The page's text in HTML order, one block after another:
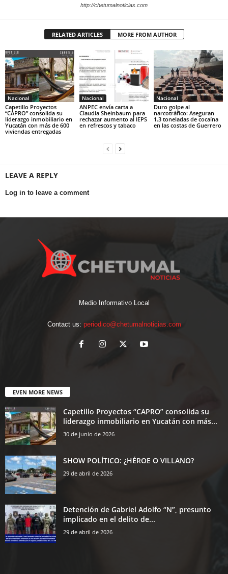
http://chetumalnoticias.com
RELATED ARTICLES MORE FROM AUTHOR
Nacional
Capetillo Proyectos
“CAPRO” consolida su
liderazgo inmobiliario en
Yucatán con más de 600
viviendas entregadas
Nacional
ANPEC envía carta a
Claudia Sheinbaum para
rechazar aumento al IEPS
en refrescos y tabaco
Nacional
Duro golpe al
narcotráfico: Aseguran
1.3 toneladas de cocaína
en las costas de Guerrero
LEAVE A REPLY
Log in to leave a comment
Medio Informativo Local
Contact us: periodico@chetumalnoticias.com
EVEN MORE NEWS
Capetillo Proyectos “CAPRO” consolida su
liderazgo inmobiliario en Yucatán con más...
30 de junio de 2026
SHOW POLÍTICO: ¿HÉROE O VILLANO?
29 de abril de 2026
Detención de Gabriel Adolfo “N”, presunto
implicado en el delito de...
29 de abril de 2026